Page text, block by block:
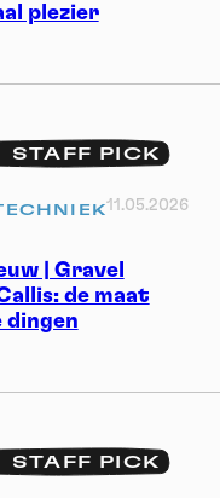
plezier
| Gravel
de maat
dingen
STAFF PICK
11.05.2026
STAFF PICK